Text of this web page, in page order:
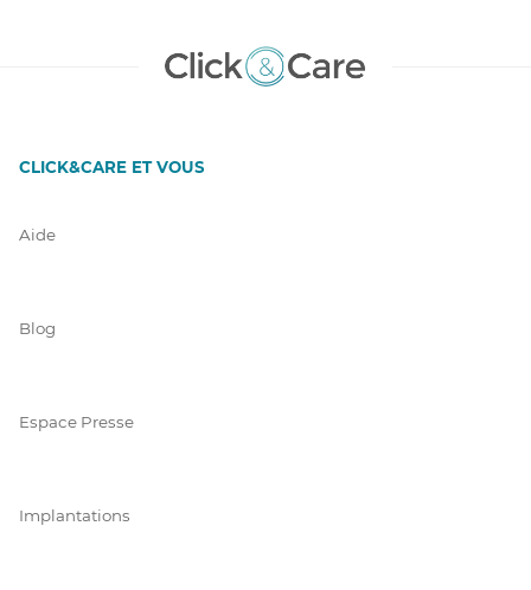
CLICK&CARE ET VOUS
Aide
Blog
Espace Presse
Implantations